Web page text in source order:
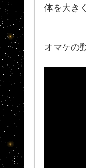
体を大き
オマケの